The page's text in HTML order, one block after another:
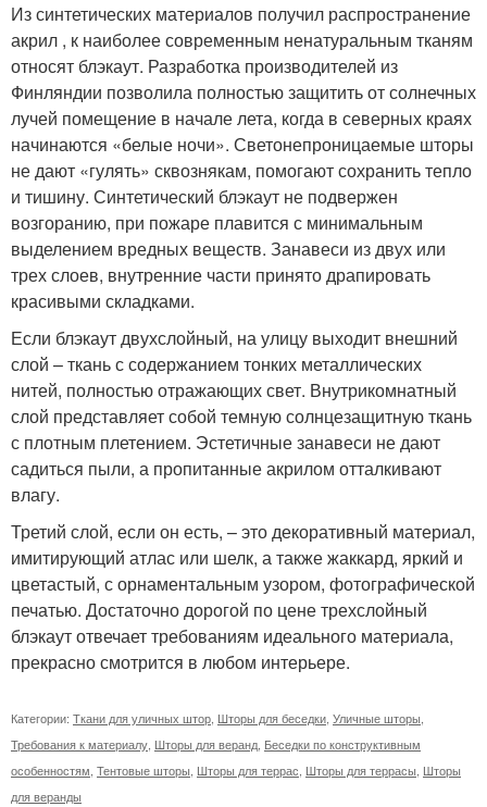
Из синтетических материалов получил распространение
акрил , к наиболее современным ненатуральным тканям
относят блэкаут. Разработка производителей из
Финляндии позволила полностью защитить от солнечных
лучей помещение в начале лета, когда в северных краях
начинаются «белые ночи». Светонепроницаемые шторы
не дают «гулять» сквознякам, помогают сохранить тепло
и тишину. Синтетический блэкаут не подвержен
возгоранию, при пожаре плавится с минимальным
выделением вредных веществ. Занавеси из двух или
трех слоев, внутренние части принято драпировать
красивыми складками.
Если блэкаут двухслойный, на улицу выходит внешний
слой – ткань с содержанием тонких металлических
нитей, полностью отражающих свет. Внутрикомнатный
слой представляет собой темную солнцезащитную ткань
с плотным плетением. Эстетичные занавеси не дают
садиться пыли, а пропитанные акрилом отталкивают
влагу.
Третий слой, если он есть, – это декоративный материал,
имитирующий атлас или шелк, а также жаккард, яркий и
цветастый, с орнаментальным узором, фотографической
печатью. Достаточно дорогой по цене трехслойный
блэкаут отвечает требованиям идеального материала,
прекрасно смотрится в любом интерьере.
Категории: Ткани для уличных штор, Шторы для беседки, Уличные шторы,
Требования к материалу, Шторы для веранд, Беседки по конструктивным
особенностям, Тентовые шторы, Шторы для террас, Шторы для террасы, Шторы
для веранды